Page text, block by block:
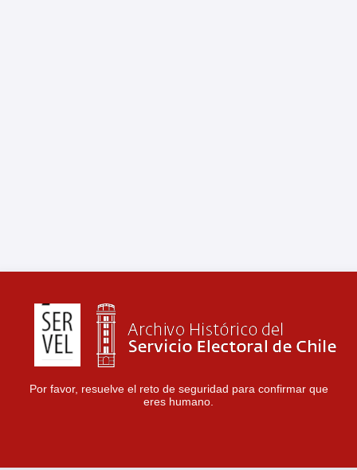
Por favor, resuelve el reto de seguridad para confirmar que
eres humano.